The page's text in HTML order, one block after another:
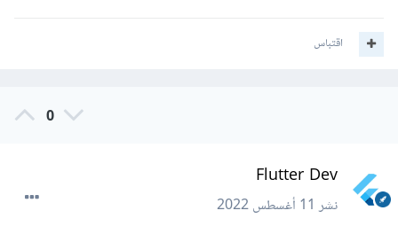
اقتباس
0
Flutter Dev
نشر11 أغسطس 2022